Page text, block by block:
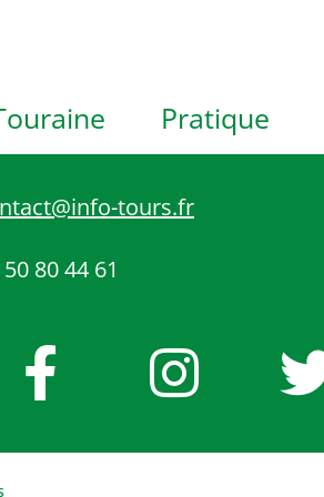
Pratique
tours.fr
80 44 61